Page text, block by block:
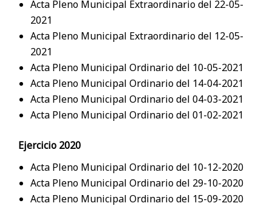
Acta Pleno Municipal Extraordinario del 22-05-
2021
Acta Pleno Municipal Extraordinario del 12-05-
2021
Acta Pleno Municipal Ordinario del 10-05-2021
Acta Pleno Municipal Ordinario del 14-04-2021
Acta Pleno Municipal Ordinario del 04-03-2021
Acta Pleno Municipal Ordinario del 01-02-2021
Ejercicio 2020
Acta Pleno Municipal Ordinario del 10-12-2020
Acta Pleno Municipal Ordinario del 29-10-2020
Acta Pleno Municipal Ordinario del 15-09-2020